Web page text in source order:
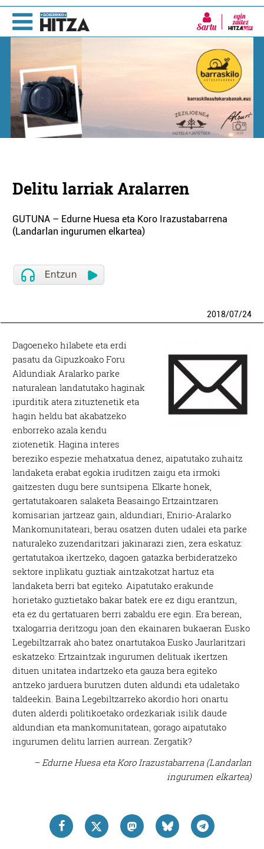
Sartu
Delitu larriak Aralarren
GUTUNA – Edurne Huesa eta Koro Irazustabarrena
(Landarlan ingurumen elkartea)
2018/07/24
Dagoeneko hilabete eta erdi
pasatu da Gipuzkoako Foru
Aldundiak Aralarko parke
naturalean landatutako haginak
ipurditik atera zituztenetik eta
hagin heldu bat akabatzeko
enborreko azala kendu
ziotenetik. Hagina interes
bereziko espezie mehatxatua denez, aipatutako zuhaitz
landaketa erabat egokia iruditzen zaigu eta irmoki
gaitzesten dugu bere suntsipena. Elkarte honek,
gertatutakoaren salaketa Beasaingo Ertzaintzaren
komisarian jartzeaz gain, aldundiari, Enirio-Aralarko
Mankomunitateari, berau osatzen duten udalei eta parke
naturaleko zuzendaritzari jakinarazi zien, zera eskatuz:
gertatutakoa ikertzeko, dagoen gatazka berbideratzeko
sektore inplikatu guztiak aintzakotzat hartuz eta
landaketa berri bat egiteko. Aipatutako erakunde
horietako guztietako bakar batek ere ez digu erantzun,
eta ez du gertatuaren berri zabaldu ere egin. Era berean,
txalogarria deritzogu joan den ekainaren bukaeran Eusko
Legebiltzarrak aho batez onartutakoa Eusko Jaurlaritzari
eskatzeko: Ertzaintzak ingurumen delituak ikertzen
dituen unitatea indartzeko eta gauza bera egiteko
antzeko jarduera burutzen duten aldundi eta udaletako
taldeekin. Baina Legebiltzarreko akordio hori onartu
duten alderdi politikoetako ordezkariak isilik daude
aldundian eta mankomunitatean, gorago aipatutako
ingurumen delitu larrien aurrean. Zergatik?
– Edurne Huesa eta Koro Irazustabarrena (Landarlan
ingurumen elkartea)